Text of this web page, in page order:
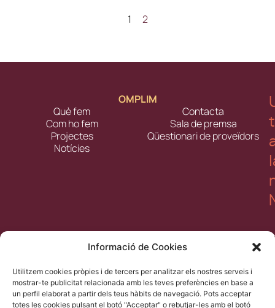
Informació de Cookies
Utilitzem cookies pròpies i de tercers per analitzar els nostres serveis i
mostrar-te publicitat relacionada amb les teves preferències en base a
un perfil elaborat a partir dels teus hàbits de navegació. Pots acceptar
totes les cookies pulsant el botó "Acceptar" o rebutjar-les amb el botó
1 2
OMPLIM
Què fem
Com ho fem
Projectes
Notícies
Contacta
Sala de premsa
Qüestionari de proveïdors